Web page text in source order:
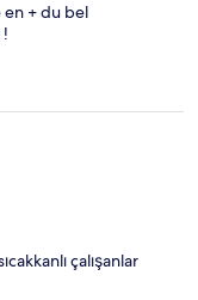
+ du bel
çalışanlar